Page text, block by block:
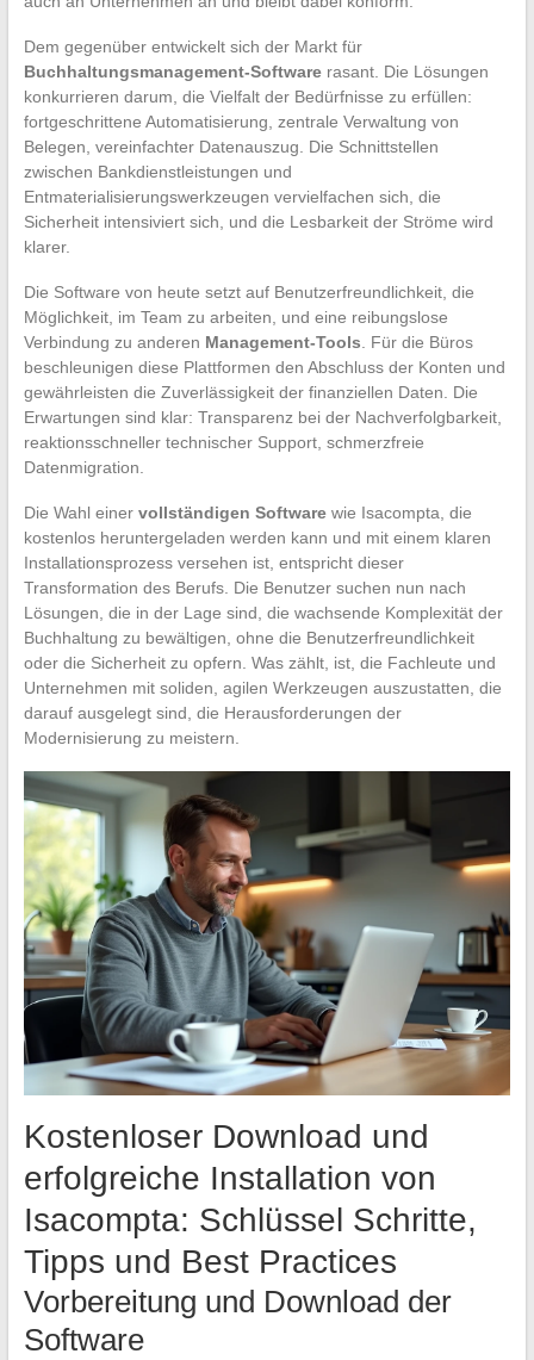
Dem gegenüber entwickelt sich der Markt für
Buchhaltungsmanagement-Softwarerasant. Die Lösungen
konkurrieren darum, die Vielfalt der Bedürfnisse zu erfüllen:
fortgeschrittene Automatisierung, zentrale Verwaltung von
Belegen, vereinfachter Datenauszug. Die Schnittstellen
zwischen Bankdienstleistungen und
Entmaterialisierungswerkzeugen vervielfachen sich, die
Sicherheit intensiviert sich, und die Lesbarkeit der Ströme wird
klarer.
Die Software von heute setzt auf Benutzerfreundlichkeit, die
Möglichkeit, im Team zu arbeiten, und eine reibungslose
Verbindung zu anderen Management-Tools . Für die Büros
beschleunigen diese Plattformen den Abschluss der Konten und
gewährleisten die Zuverlässigkeit der finanziellen Daten. Die
Erwartungen sind klar: Transparenz bei der Nachverfolgbarkeit,
reaktionsschneller technischer Support, schmerzfreie
Datenmigration.
Die Wahl einer vollständigen Softwarewie Isacompta, die
kostenlos heruntergeladen werden kann und mit einem klaren
Installationsprozess versehen ist, entspricht dieser
Transformation des Berufs. Die Benutzer suchen nun nach
Lösungen, die in der Lage sind, die wachsende Komplexität der
Buchhaltung zu bewältigen, ohne die Benutzerfreundlichkeit
oder die Sicherheit zu opfern. Was zählt, ist, die Fachleute und
Unternehmen mit soliden, agilen Werkzeugen auszustatten, die
darauf ausgelegt sind, die Herausforderungen der
Modernisierung zu meistern.
Kostenloser Download und
erfolgreiche Installation von
Isacompta: Schlüssel Schritte,
Tipps und Best Practices
Vorbereitung und Download der
Software